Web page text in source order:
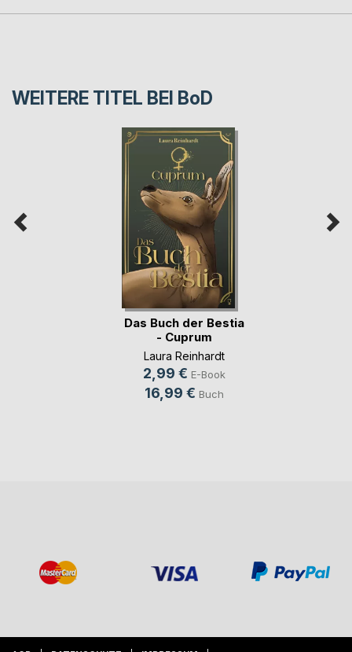
WEITERE TITEL BEI BoD
Das Buch der Bestia
- Cuprum
Laura Reinhardt
2,99 € E-Book
16,99 € Buch